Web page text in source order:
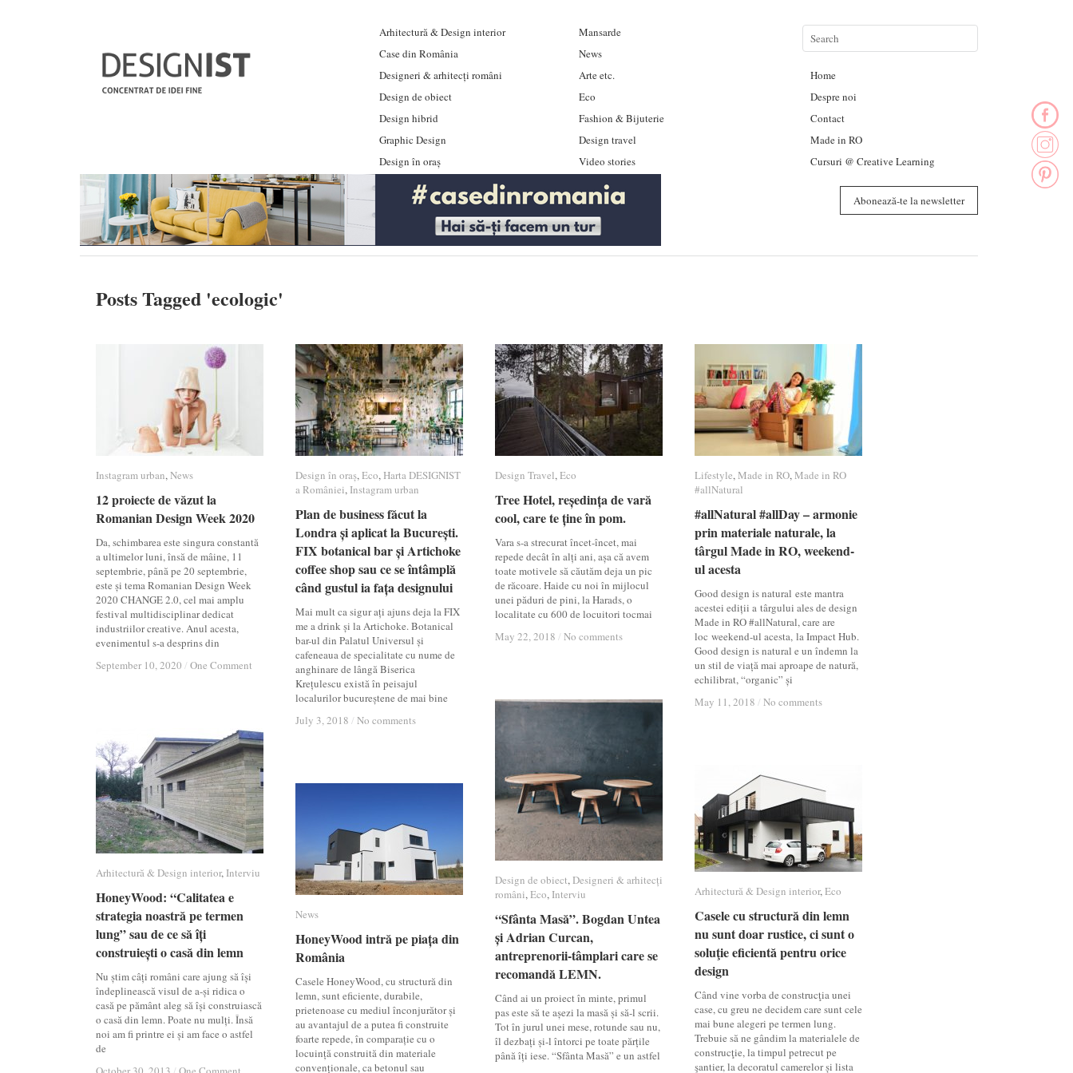
Arhitectură & Design interior
Case din România
Designeri & arhitecți români
Design de obiect
Design hibrid
Graphic Design
Design în oraș
Mansarde
News
Arte etc.
Eco
Fashion & Bijuterie
Design travel
Video stories
Home
Despre noi
Contact
Made in RO
Cursuri @ Creative Learning
Abonează-te la newsletter
Posts Tagged 'ecologic'
Instagram urban,News
12 proiecte de văzut la
Romanian Design Week 2020
Da, schimbarea este singura constantă
a ultimelor luni, însă de mâine, 11
septembrie, până pe 20 septembrie,
este și tema Romanian Design Week
2020 CHANGE 2.0, cel mai amplu
festival multidisciplinar dedicat
industriilor creative. Anul acesta,
evenimentul s-a desprins din
September 10, 2020 / One Comment
Instagram urban News
12 proiecte de văzut la
Romanian Design Week 2020
September 10, 2020 / One Comment
Design în oraș,Eco, Harta DESIGNIST
a României, Instagram urban
Plan de business făcut la
Londra și aplicat la București.
FIX botanical bar și Artichoke
coffee shop sau ce se întâmplă
când gustul ia fața designului
Mai mult ca sigur ați ajuns deja la FIX
me a drink și la Artichoke. Botanical
bar-ul din Palatul Universul și
cafeneaua de specialitate cu nume de
anghinare de lângă Biserica
Krețulescu există în peisajul
localurilor bucureștene de mai bine
July 3, 2018 / No comments
Design în oraș Eco Harta DESIGNIST
a României Instagram urban
Plan de business făcut la
Londra și aplicat la București.
FIX botanical bar și Artichoke
coffee shop sau ce se întâmplă
când gustul ia fața designului
July 3, 2018 / No comments
Design Travel,Eco
Tree Hotel, reședința de vară
cool, care te ține în pom.
Vara s-a strecurat încet-încet, mai
repede decât în alți ani, așa că avem
toate motivele să căutăm deja un pic
de răcoare. Haide cu noi în mijlocul
unei păduri de pini, la Harads, o
localitate cu 600 de locuitori tocmai
May 22, 2018 / No comments
Design Travel Eco
Tree Hotel, reședința de vară
cool, care te ține în pom.
May 22, 2018 / No comments
Lifestyle,Made in RO,Made in RO
#allNatural
#allNatural #allDay – armonie
prin materiale naturale, la
târgul Made in RO, weekend-
ul acesta
Good design is natural este mantra
acestei ediții a târgului ales de design
Made in RO #allNatural, care are
loc weekend-ul acesta, la Impact Hub.
Good design is natural e un îndemn la
un stil de viață mai aproape de natură,
echilibrat, “organic” și
May 11, 2018 / No comments
Lifestyle Made in RO Made in RO
#allNatural
#allNatural #allDay – armonie
prin materiale naturale, la
târgul Made in RO, weekend-
ul acesta
May 11, 2018 / No comments
Design de obiect,Designeri & arhitecți
români,Eco, Interviu
“Sfânta Masă”. Bogdan Untea
și Adrian Curcan,
antreprenorii-tâmplari care se
recomandă LEMN.
Când ai un proiect în minte, primul
pas este să te așezi la masă și să-l scrii.
Tot în jurul unei mese, rotunde sau nu,
îl dezbați și-l întorci pe toate părțile
până îți iese. “Sfânta Masă” e un astfel
Design de obiect Designeri & arhitecți
români Eco Interviu
“Sfânta Masă”. Bogdan Untea
și Adrian Curcan,
antreprenorii-tâmplari care se
recomandă LEMN.
Arhitectură & Design interior, Interviu
HoneyWood: “Calitatea e
strategia noastră pe termen
lung” sau de ce să îți
construiești o casă din lemn
Nu știm câți români care ajung să își
îndeplinească visul de a-și ridica o
casă pe pământ aleg să își construiască
o casă din lemn. Poate nu mulți. Însă
noi am fi printre ei și am face o astfel
de
Arhitectură & Design interior Interviu
HoneyWood: “Calitatea e
strategia noastră pe termen
lung” sau de ce să îți
construiești o casă din lemn
Arhitectură & Design interior,Eco
Casele cu structură din lemn
nu sunt doar rustice, ci sunt o
soluţie eficientă pentru orice
design
Când vine vorba de construcţia unei
case, cu greu ne decidem care sunt cele
mai bune alegeri pe termen lung.
Trebuie să ne gândim la materialele de
construcţie, la timpul petrecut pe
şantier, la decoratul camerelor și lista
Arhitectură & Design interior Eco
Casele cu structură din lemn
nu sunt doar rustice, ci sunt o
soluţie eficientă pentru orice
design
News
HoneyWood intră pe piața din
România
Casele HoneyWood, cu structură din
lemn, sunt eficiente, durabile,
prietenoase cu mediul înconjurător și
au avantajul de a putea fi construite
foarte repede, în comparație cu o
locuință construită din materiale
convenționale, ca betonul sau
News
HoneyWood intră pe piața din
România